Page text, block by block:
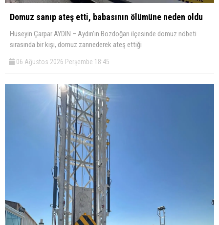
Domuz sanıp ateş etti, babasının ölümüne neden oldu
Hüseyin Çarpar AYDIN – Aydın’ın Bozdoğan ilçesinde domuz nöbeti
sırasında bir kişi, domuz zannederek ateş ettiği
06 Ağustos 2026 Perşembe 18:45